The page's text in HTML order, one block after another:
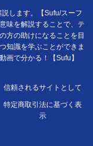
します。【Sufu/スーフ
味を解説することで、テ
方の助けになることを目
知識を学ぶことができま
画で分かる！【Sufu】
信頼されるサイトとして
特定商取引法に基づく表
示